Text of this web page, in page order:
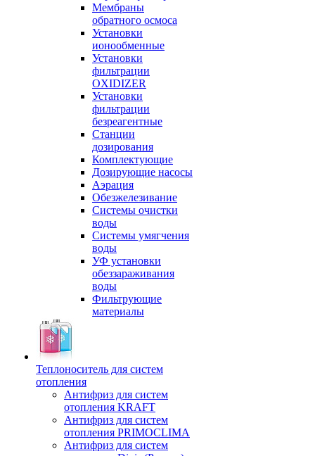
Мембраны
обратного осмоса
Установки
ионообменные
Установки
фильтрации
OXIDIZER
Установки
фильтрации
безреагентные
Станции
дозирования
Комплектующие
Дозирующие насосы
Аэрация
Обезжелезивание
Системы очистки
воды
Системы умягчения
воды
УФ установки
обеззараживания
воды
Фильтрующие
материалы
Теплоноситель для систем
отопления
Антифриз для систем
отопления KRAFT
Антифриз для систем
отопления PRIMOCLIMA
Антифриз для систем